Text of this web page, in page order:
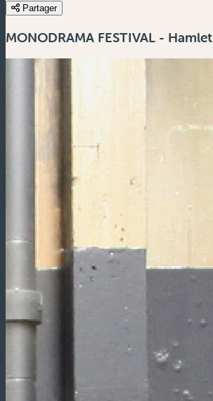
Partager
MONODRAMA FESTIVAL - Hamlet